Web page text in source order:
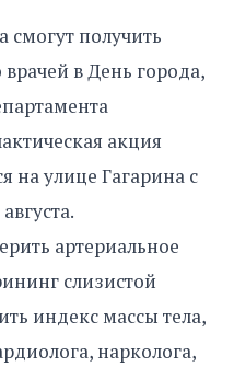
получить
в День города,
акция
на улице Гагарина с
артериальное
слизистой
индекс массы тела,
нарколога,